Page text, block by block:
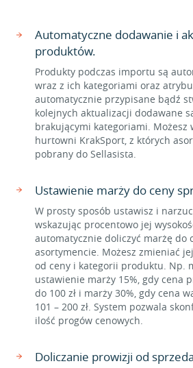
Automatyczne dodawanie i
produktów.
Produkty podczas importu są
wraz z ich kategoriami oraz
automatycznie przypisane bądź
kolejnych aktualizacji dodawane
brakującymi kategoriami. Możesz
hurtowni KrakSport, z których
pobrany do Sellasista.
Ustawienie marży do ceny
W prosty sposób ustawisz i
wskazując procentowo jej
automatycznie doliczyć marżę do
asortymencie. Możesz zmieniać
od ceny i kategorii produktu. Np.
ustawienie marży 15%, gdy cena
do 100 zł i marży 30%, gdy cena
101 – 200 zł. System pozwala
ilość progów cenowych.
Doliczanie prowizji od